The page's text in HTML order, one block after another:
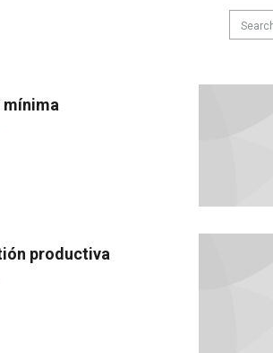
mínima
productiva